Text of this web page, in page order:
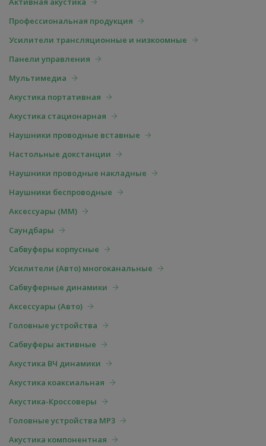
Профессиональная продукция
Усилители трансляционные и низкоомные
Панели управления
Мультимедиа
Акустика портативная
Акустика стационарная
Наушники проводные вставные
Настольные докстанции
Наушники проводные накладные
Наушники беспроводные
Аксессуары (ММ)
Саундбары
Сабвуферы корпусные
Усилители (Авто) многоканальные
Сабвуферные динамики
Аксессуары (Авто)
Головные устройства
Cабвуферы активные
Акустика ВЧ динамики
Акустика коаксиальная
Акустика-Кроссоверы
Головные устройства MP3
Акустика компонентная